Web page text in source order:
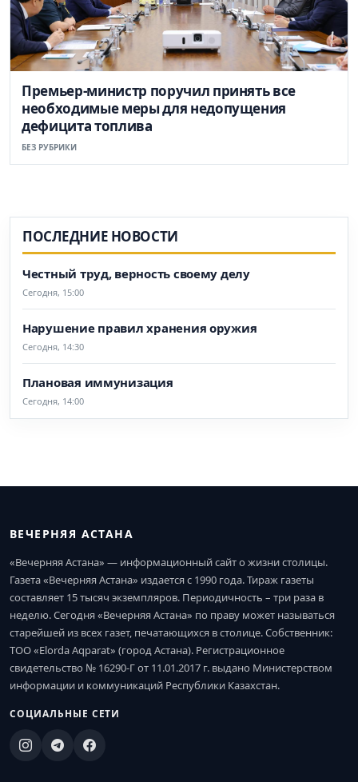
Премьер-министр поручил принять все
необходимые меры для недопущения
дефицита топлива
БЕЗ РУБРИКИ
ПОСЛЕДНИЕ НОВОСТИ
Честный труд, верность своему делу
Сегодня, 15:00
Нарушение правил хранения оружия
Сегодня, 14:30
Плановая иммунизация
Сегодня, 14:00
ВЕЧЕРНЯЯ АСТАНА
«Вечерняя Астана» — информационный сайт о жизни столицы.
Газета «Вечерняя Астана» издается с 1990 года. Тираж газеты
составляет 15 тысяч экземпляров. Периодичность – три раза в
неделю. Сегодня «Вечерняя Астана» по праву может называться
старейшей из всех газет, печатающихся в столице. Собственник:
ТОО «Elorda Aqparat» (город Астана). Регистрационное
свидетельство № 16290-Г от 11.01.2017 г. выдано Министерством
информации и коммуникаций Республики Казахстан.
СОЦИАЛЬНЫЕ СЕТИ